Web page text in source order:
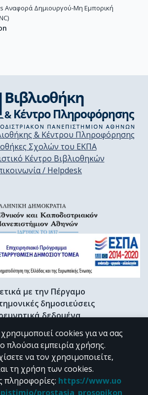
Αναφορά Δημιουργού-Μη Εμπορική
& Κέντρου Πληροφόρησης
Σχολών του ΕΚΠΑ
Κέντρο Βιβλιοθηκών
/ Helpdesk
με την Πέργαμο
δημοσιεύσεις
δεδομένα
& Γκρίζα βιβλιογραφία
Προφίλ Ερευνητή
CC BY-NC 4.0
cookies για να σας
πλούσια εμπειρία χρήσης.
να τον χρησιμοποιείτε,
τη χρήση των cookies.
πληροφορίες: https://www.uo
prostasia_prosopikon_